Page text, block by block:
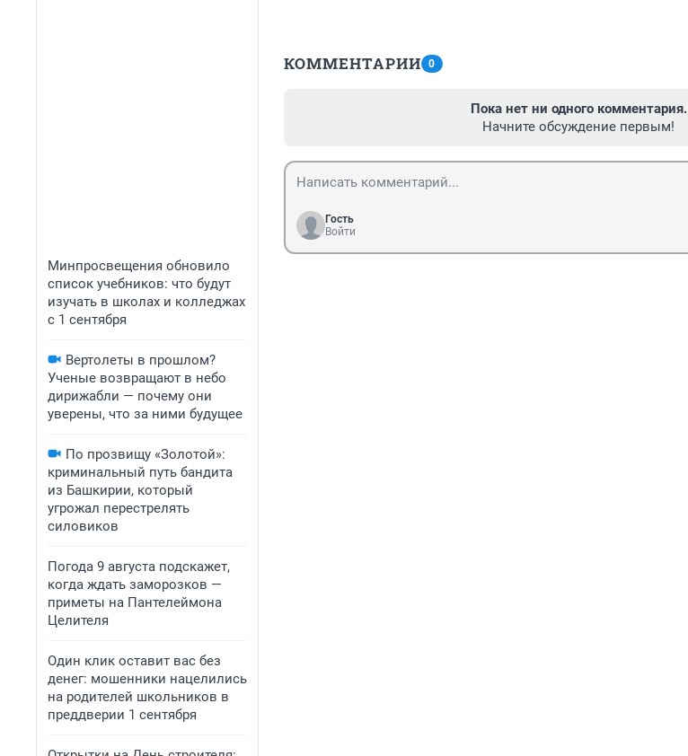
Минпросвещения обновило
список учебников: что будут
изучать в школах и колледжах
с 1 сентября
Вертолеты в прошлом?
Ученые возвращают в небо
дирижабли — почему они
уверены, что за ними будущее
По прозвищу «Золотой»:
криминальный путь бандита
из Башкирии, который
угрожал перестрелять
силовиков
Погода 9 августа подскажет,
когда ждать заморозков —
приметы на Пантелеймона
Целителя
Один клик оставит вас без
денег: мошенники нацелились
на родителей школьников в
преддверии 1 сентября
КОММЕНТАРИИ 0
Пока нет ни одного комментария.
Начните обсуждение первым!
Гость
Войти